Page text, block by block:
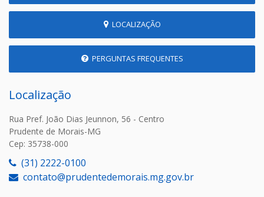
LOCALIZAÇÃO
PERGUNTAS FREQUENTES
Localização
Rua Pref. João Dias Jeunnon, 56 - Centro
Prudente de Morais-MG
Cep: 35738-000
(31) 2222-0100
contato@prudentedemorais.mg.gov.br